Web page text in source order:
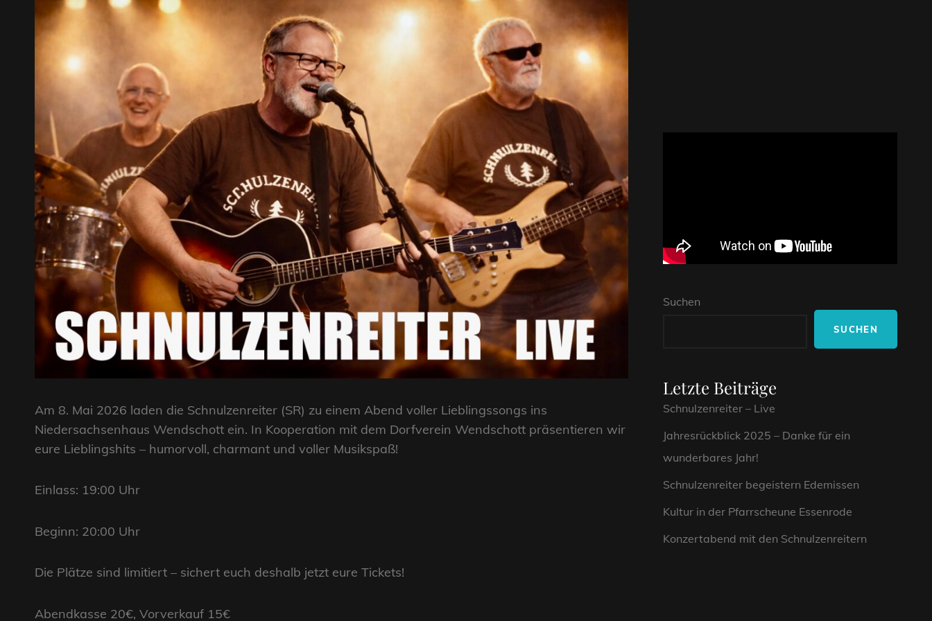
Am 8. Mai 2026 laden die Schnulzenreiter (SR) zu einem Abend voller Lieblingssongs ins
Niedersachsenhaus Wendschott ein. In Kooperation mit dem Dorfverein Wendschott präsentieren wir
eure Lieblingshits – humorvoll, charmant und voller Musikspaß!
Einlass: 19:00 Uhr
Beginn: 20:00 Uhr
Die Plätze sind limitiert – sichert euch deshalb jetzt eure Tickets!
Abendkasse 20€, Vorverkauf 15€
Suchen
SUCHEN
Letzte Beiträge
Schnulzenreiter – Live
Jahresrückblick 2025 – Danke für ein
wunderbares Jahr!
Schnulzenreiter begeistern Edemissen
Kultur in der Pfarrscheune Essenrode
Konzertabend mit den Schnulzenreitern